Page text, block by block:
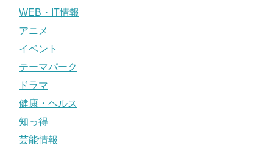
WEB・IT情報
アニメ
イベント
テーマパーク
ドラマ
健康・ヘルス
知っ得
芸能情報